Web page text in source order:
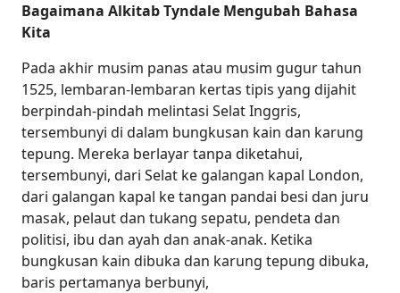
Bagaimana Alkitab Tyndale Mengubah Bahasa
Kita
Pada akhir musim panas atau musim gugur tahun
1525, lembaran-lembaran kertas tipis yang dijahit
berpindah-pindah melintasi Selat Inggris,
tersembunyi di dalam bungkusan kain dan karung
tepung. Mereka berlayar tanpa diketahui,
tersembunyi, dari Selat ke galangan kapal London,
dari galangan kapal ke tangan pandai besi dan juru
masak, pelaut dan tukang sepatu, pendeta dan
politisi, ibu dan ayah dan anak-anak. Ketika
bungkusan kain dibuka dan karung tepung dibuka,
baris pertamanya berbunyi,